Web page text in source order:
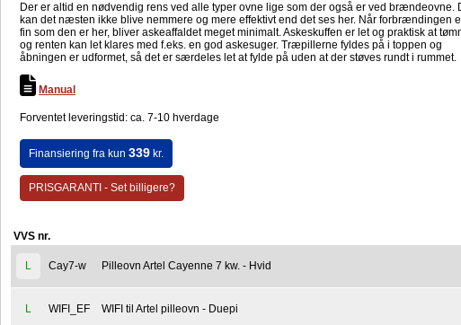
Der er altid en nødvendig rens ved alle typer ovne lige som der også er ved brændeovne.
kan det næsten ikke blive nemmere og mere effektivt end det ses her. Når forbrændingen
fin som den er her, bliver askeaffaldet meget minimalt. Askeskuffen er let og praktisk at
og renten kan let klares med f.eks. en god askesuger. Træpillerne fyldes på i toppen og
åbningen er udformet, så det er særdeles let at fylde på uden at der støves rundt i rummet.
Manual
Forventet leveringstid: ca. 7-10 hverdage
Finansiering fra kun 339kr.
PRISGARANTI - Set billigere?
VVS nr.
L Cay7-w Pilleovn Artel Cayenne 7 kw. - Hvid
L WIFI_EF WIFI til Artel pilleovn - Duepi